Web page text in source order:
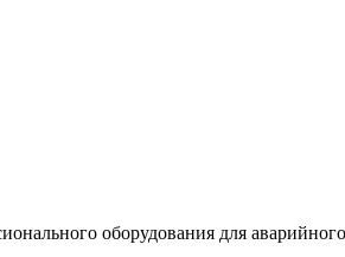
оборудования для